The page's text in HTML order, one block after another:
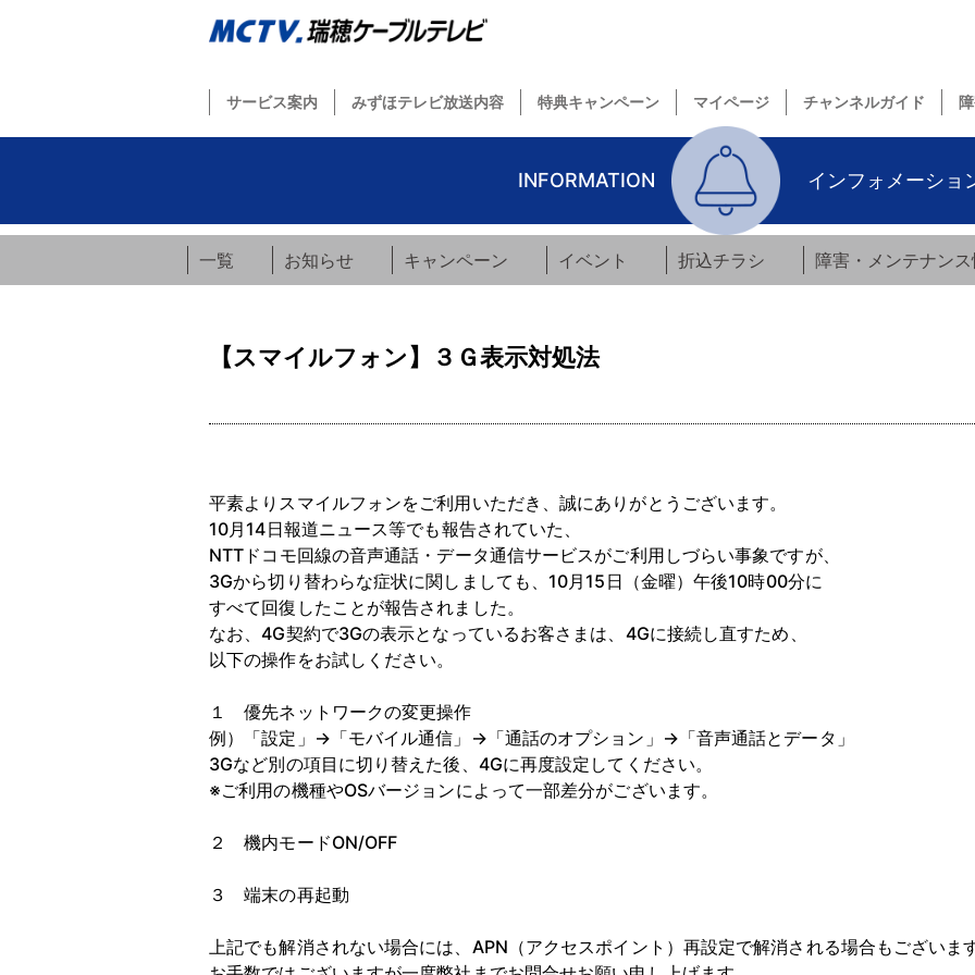
サービス案内 みずほテレビ放送内容 特典キャンペーン マイページ チャンネルガイド
INFORMATION インフォメーショ
一覧 お知らせ キャンペーン イベント 折込チラシ 障害・メンテナン
【スマイルフォン】３Ｇ表示対処法
平素よりスマイルフォンをご利用いただき、誠にありがとうございます。
10月14日報道ニュース等でも報告されていた、
NTTドコモ回線の音声通話・データ通信サービスがご利用しづらい事象ですが、
3Gから切り替わらな症状に関しましても、10月15日（金曜）午後10時00分に
すべて回復したことが報告されました。
なお、4G契約で3Gの表示となっているお客さまは、4Gに接続し直すため、
以下の操作をお試しください。
１ 優先ネットワークの変更操作
例）「設定」→「モバイル通信」→「通話のオプション」→「音声通話とデータ」
3Gなど別の項目に切り替えた後、4Gに再度設定してください。
※ご利用の機種やOSバージョンによって一部差分がございます。
２ 機内モードON/OFF
３ 端末の再起動
上記でも解消されない場合には、APN（アクセスポイント）再設定で解消される場合もございま